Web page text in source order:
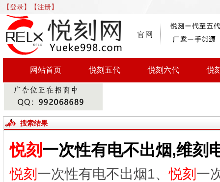
【登录】 【注册】
网站首页 悦刻五代 悦刻六代 悦
搜索结果
悦刻一次性有电不出烟,维刻
悦刻 一次性有电不出烟1、悦刻 一